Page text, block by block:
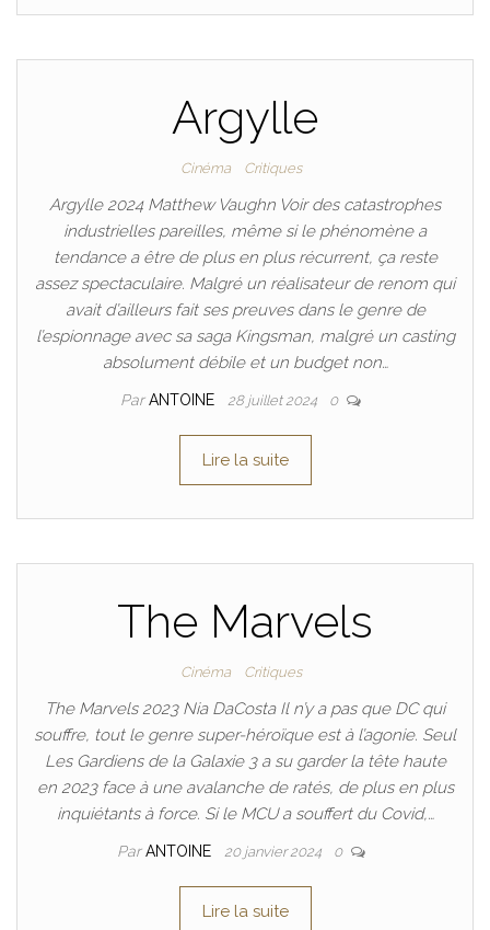
Argylle
Cinéma Critiques
Argylle 2024 Matthew Vaughn Voir des catastrophes
industrielles pareilles, même si le phénomène a
tendance a être de plus en plus récurrent, ça reste
assez spectaculaire. Malgré un réalisateur de renom qui
avait d’ailleurs fait ses preuves dans le genre de
l’espionnage avec sa saga Kingsman, malgré un casting
absolument débile et un budget non…
ParANTOINE 28 juillet 2024 0
Lire la suite
The Marvels
Cinéma Critiques
The Marvels 2023 Nia DaCosta Il n’y a pas que DC qui
souffre, tout le genre super-héroïque est à l’agonie. Seul
Les Gardiens de la Galaxie 3 a su garder la tête haute
en 2023 face à une avalanche de ratés, de plus en plus
inquiétants à force. Si le MCU a souffert du Covid,…
ParANTOINE 20 janvier 2024 0
Lire la suite